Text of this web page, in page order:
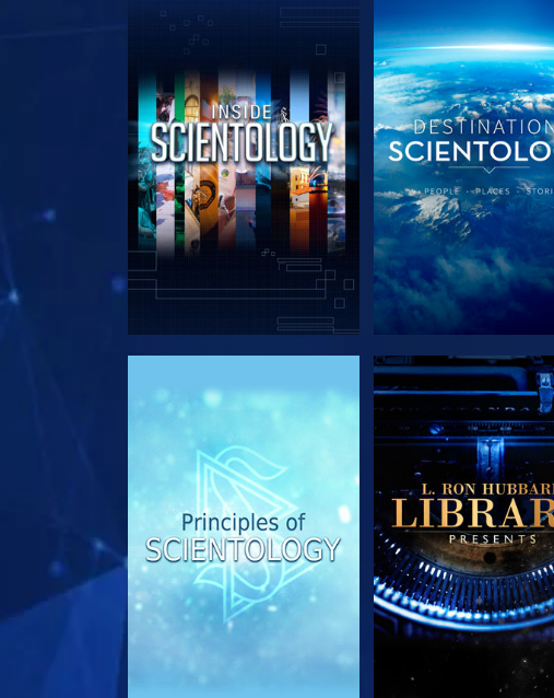
SERIE ENTDECKEN SERIE ENTDECKEN